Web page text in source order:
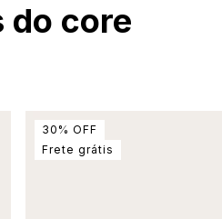
do core
30 % OFF
Frete grátis